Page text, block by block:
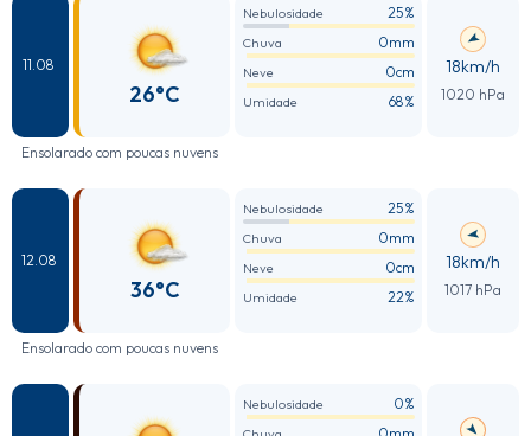
11.08
26°C
Nebulosidade 25%
Chuva 0mm
Neve 0cm
Umidade 68%
18km/h
1020 hPa
Ensolarado com poucas nuvens
12.08
36°C
Nebulosidade 25%
Chuva 0mm
Neve 0cm
Umidade 22%
18km/h
1017 hPa
Ensolarado com poucas nuvens
Nebulosidade 0%